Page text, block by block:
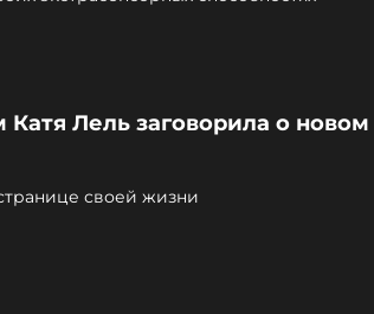
Лель заговорила о новом
своей жизни